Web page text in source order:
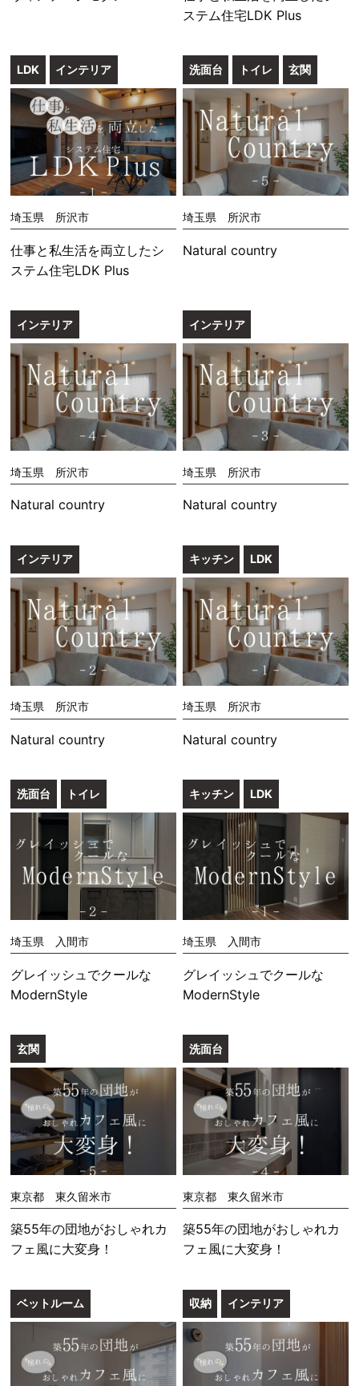
ステム住宅LDK Plus
LDK インテリア
埼玉県 所沢市
仕事と私生活を両立したシ
ステム住宅LDK Plus
洗面台 トイレ 玄関
埼玉県 所沢市
Natural country
インテリア
埼玉県 所沢市
Natural country
インテリア
埼玉県 所沢市
Natural country
インテリア
埼玉県 所沢市
Natural country
キッチン LDK
埼玉県 所沢市
Natural country
洗面台 トイレ
埼玉県 入間市
グレイッシュでクールな
ModernStyle
キッチン LDK
埼玉県 入間市
グレイッシュでクールな
ModernStyle
玄関
東京都 東久留米市
築55年の団地がおしゃれカ
フェ風に大変身！
洗面台
東京都 東久留米市
築55年の団地がおしゃれカ
フェ風に大変身！
ベットルーム 収納 インテリア